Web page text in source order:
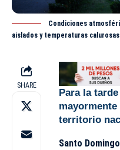
Condiciones
aislados y temperaturas calurosas
SHARE
Para la
territorio
Santo